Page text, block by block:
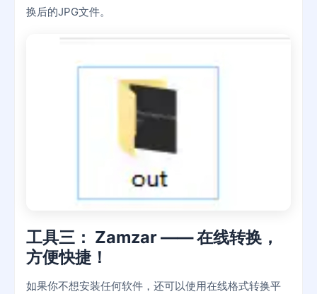
换后的JPG文件。
工具三： Zamzar —— 在线转换，
方便快捷！
如果你不想安装任何软件，还可以使用在线格式转换平